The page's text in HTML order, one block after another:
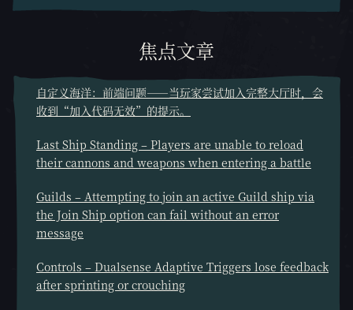
焦点文章
自定义海洋：前端问题——当玩家尝试加入完整大厅时，会
收到“加入代码无效”的提示。
Last Ship Standing – Players are unable to reload
their cannons and weapons when entering a battle
Guilds – Attempting to join an active Guild ship via
the Join Ship option can fail without an error
message
Controls – Dualsense Adaptive Triggers lose feedback
after sprinting or crouching